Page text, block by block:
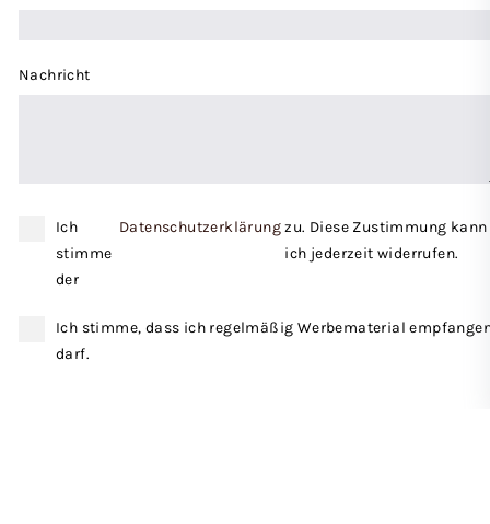
Nachricht
Ich
stimme
der
Datenschutzerklärungzu. Diese Zustimmung kann
ich jederzeit widerrufen.
Ich stimme, dass ich regelmäßig Werbematerial
darf.